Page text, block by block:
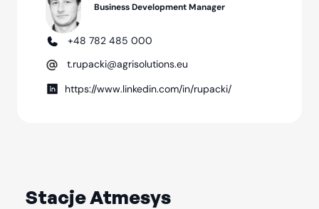
Business Development Manager
+48 782 485 000
t.rupacki@agrisolutions.eu
https://www.linkedin.com/in/rupacki/
Stacje Atmesys